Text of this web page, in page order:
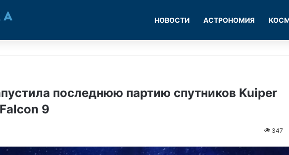
НОВОСТИ АСТРОНОМИЯ
последнюю партию спутников Kuiper
9
347